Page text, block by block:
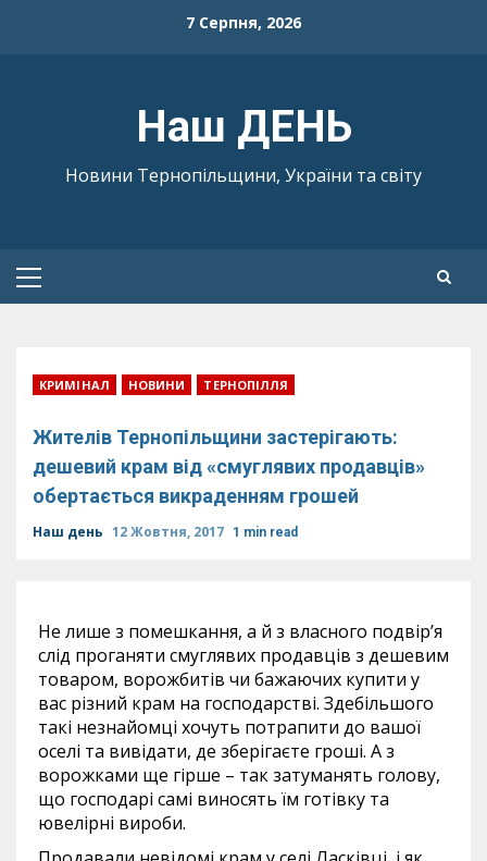
7 Серпня, 2026
Наш ДЕНЬ
Новини Тернопільщини, України та світу
Primary
КРИМІНАЛ НОВИНИ ТЕРНОПІЛЛЯ
Жителів Тернопільщини застерігають:
дешевий крам від «смуглявих продавців»
обертається викраденням грошей
Наш день 12 Жовтня, 2017 1 min read
Не лише з помешкання, а й з власного подвір’я
слід проганяти смуглявих продавців з дешевим
товаром, ворожбитів чи бажаючих купити у
вас різний крам на господарстві. Здебільшого
такі незнайомці хочуть потрапити до вашої
оселі та вивідати, де зберігаєте гроші. А з
ворожками ще гірше – так затуманять голову,
що господарі самі виносять їм готівку та
ювелірні вироби.